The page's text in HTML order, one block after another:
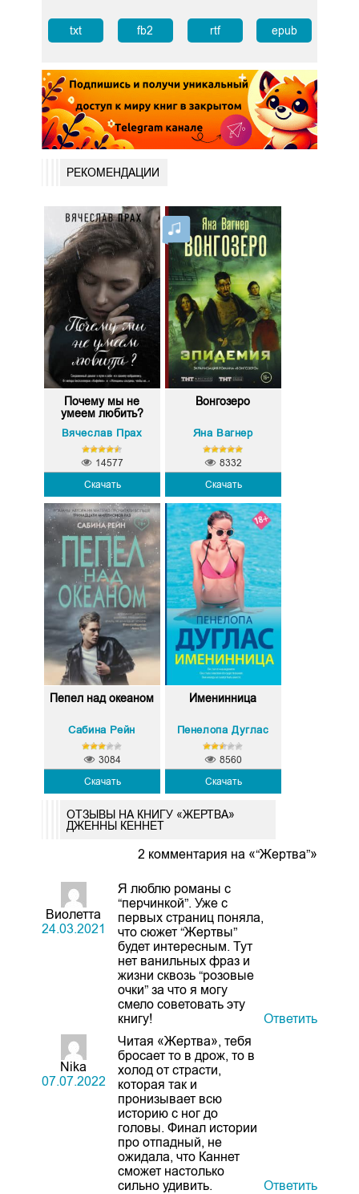
txt fb2 rtf epub
РЕКОМЕНДАЦИИ
Почему мы не
умеем любить?
Вячеслав Прах
Скачать
14577
Вонгозеро
Яна Вагнер
Скачать
8332
Пепел над океаном
Сабина Рейн
Скачать
3084
Именинница
Пенелопа Дуглас
Скачать
8560
ОТЗЫВЫ НА КНИГУ «ЖЕРТВА»
ДЖЕННЫ КЕННЕТ
2 комментария на «“Жертва”»
Виолетта
24.03.2021
Я люблю романы с
“перчинкой”. Уже с
первых страниц поняла,
что сюжет “Жертвы”
будет интересным. Тут
нет ванильных фраз и
жизни сквозь “розовые
очки” за что я могу
смело советовать эту
книгу!
Ответить
Nika
07.07.2022
Читая «Жертва», тебя
бросает то в дрож, то в
холод от страсти,
которая так и
пронизывает всю
историю с ног до
головы. Финал истории
про отпадный, не
ожидала, что Каннет
сможет настолько
сильно удивить.
Ответить